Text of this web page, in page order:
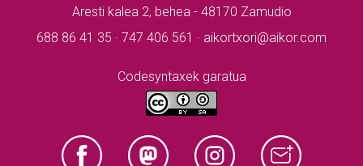
Aresti kalea 2, behea - 48170 Zamudio
688 86 41 35 · 747 406 561 · aikortxori@aikor.com
Codesyntaxek garatua